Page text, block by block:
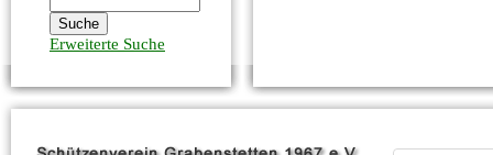
Erweiterte Suche